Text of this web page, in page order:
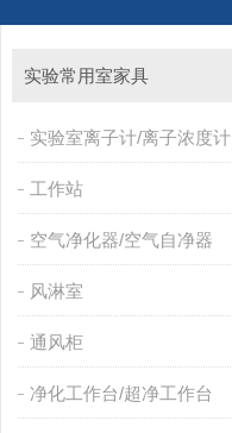
实验常用室家具
实验室离子计/离子浓度计
工作站
空气净化器/空气自净器
风淋室
通风柜
净化工作台/超净工作台